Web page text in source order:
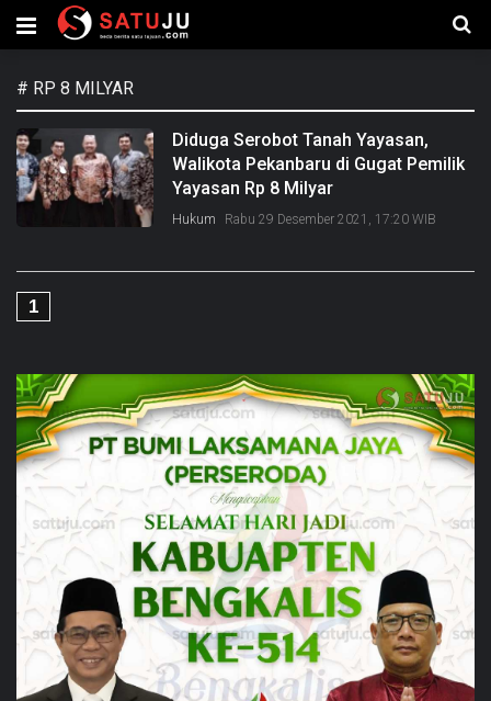
# RP 8 MILYAR
Diduga Serobot Tanah Yayasan,
Walikota Pekanbaru di Gugat Pemilik
Yayasan Rp 8 Milyar
Hukum Rabu 29 Desember 2021, 17:20 WIB
1